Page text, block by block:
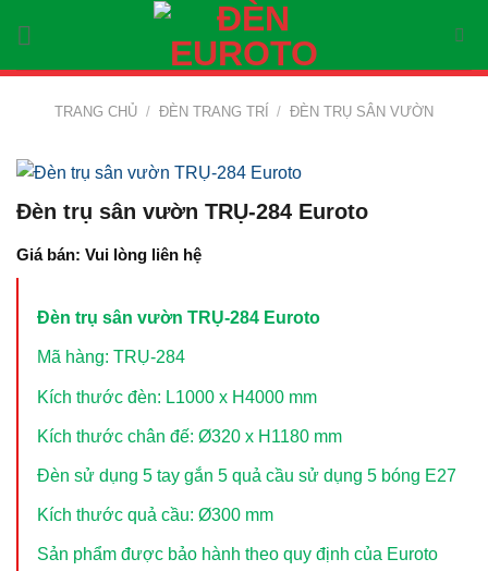
content
TRANG CHỦ / ĐÈN TRANG TRÍ / ĐÈN TRỤ SÂN VƯỜN
Đèn trụ sân vườn TRỤ-284 Euroto
Giá bán: Vui lòng liên hệ
Đèn trụ sân vườn TRỤ-284 Euroto
Mã hàng: TRỤ-284
Kích thước đèn: L1000 x H4000 mm
Kích thước chân đế: Ø320 x H1180 mm
Đèn sử dụng 5 tay gắn 5 quả cầu sử dụng 5 bóng E27
Kích thước quả cầu: Ø300 mm
Sản phẩm được bảo hành theo quy định của Euroto